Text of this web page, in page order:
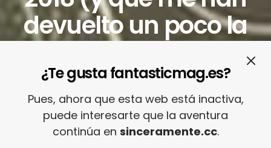
devuelto un poco la
esperanza en la
experiencia
festivalera)
¿Te gusta fantasticmag.es?
Pues, ahora que esta web está inactiva,
puede interesarte que la aventura
continúa en sinceramente.cc.